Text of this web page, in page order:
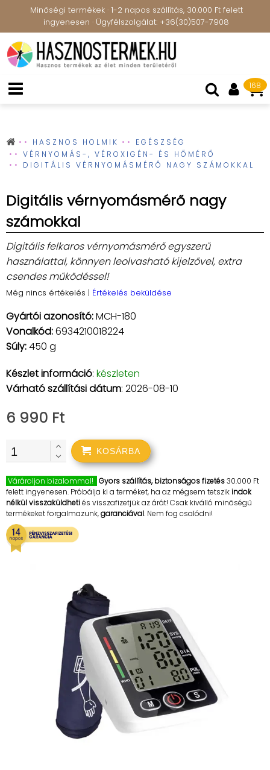
Minőségi termékek · 1-2 napos szállítás, 30.000 Ft felett
ingyenesen · Ügyfélszolgálat: +36(30)507-7908
168
HASZNOS HOLMIK
EGÉSZSÉG
VÉRNYOMÁS-, VÉROXIGÉN- ÉS HŐMÉRŐ
DIGITÁLIS VÉRNYOMÁSMÉRŐ NAGY SZÁMOKKAL
Digitális vérnyomásmérő nagy
számokkal
Digitális felkaros vérnyomásmérő egyszerű
használattal, könnyen leolvasható kijelzővel, extra
csendes működéssel!
Még nincs értékelés | Értékelés beküldése
Gyártói azonosító:MCH-180
Vonalkód:6934210018224
Súly:450 g
Készlet információ: készleten
Várható szállítási dátum: 2026-08-10
6 990 Ft
KOSÁRBA
Várároljon bizalommal! Gyors szállítás, biztonságos fizetés30.000 Ft
felett ingyenesen. Próbálja ki a terméket, ha az mégsem tetszikindok
nélkül visszaküldhetiés visszafizetjük az árát! Csak kiválló minőségű
termékeket forgalmazunk,garanciával. Nem fog csalódni!